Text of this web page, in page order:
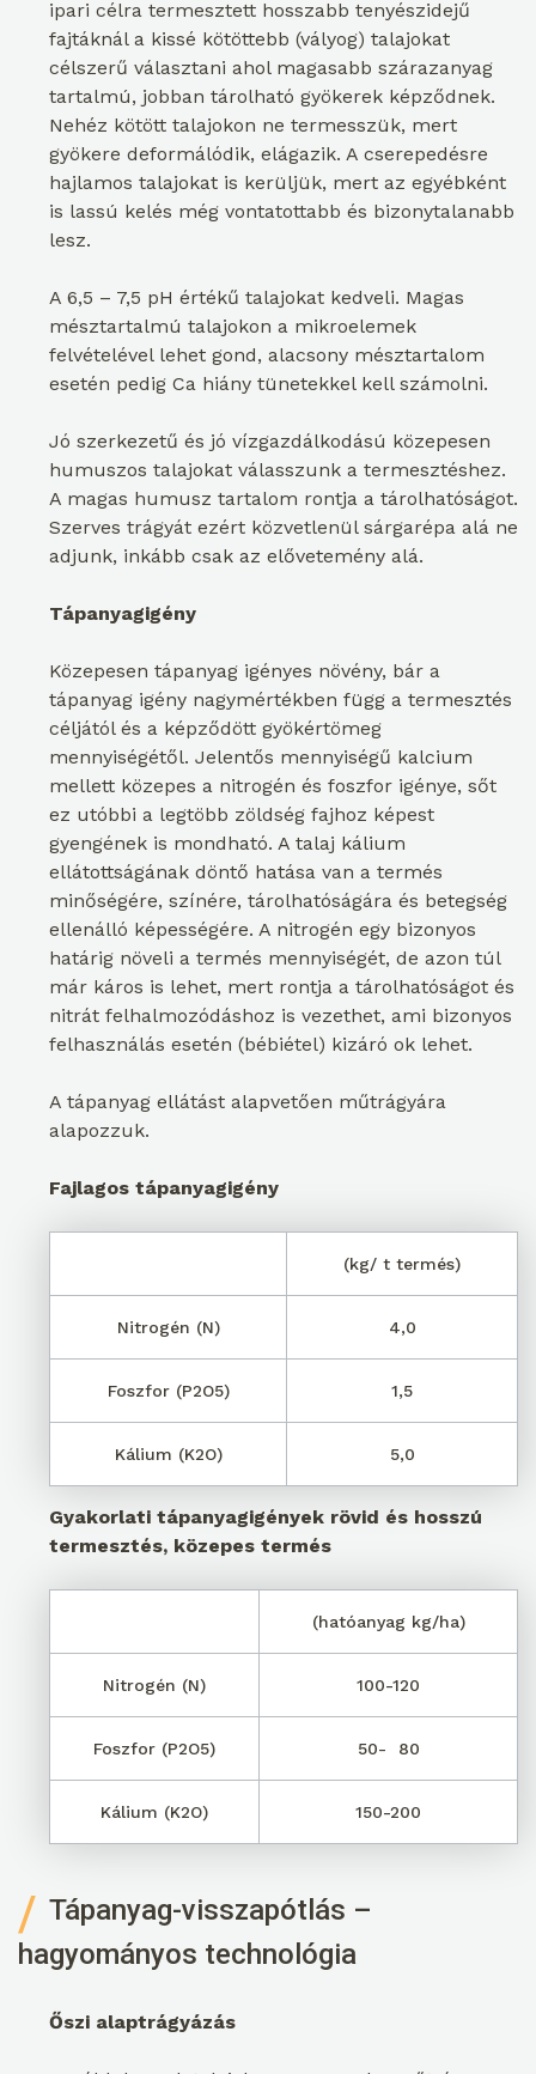
ipari célra termesztett hosszabb tenyészidejű
fajtáknál a kissé kötöttebb (vályog) talajokat
célszerű választani ahol magasabb szárazanyag
tartalmú, jobban tárolható gyökerek képződnek.
Nehéz kötött talajokon ne termesszük, mert
gyökere deformálódik, elágazik. A cserepedésre
hajlamos talajokat is kerüljük, mert az egyébként
is lassú kelés még vontatottabb és bizonytalanabb
lesz.
A 6,5 – 7,5 pH értékű talajokat kedveli. Magas
mésztartalmú talajokon a mikroelemek
felvételével lehet gond, alacsony mésztartalom
esetén pedig Ca hiány tünetekkel kell számolni.
Jó szerkezetű és jó vízgazdálkodású közepesen
humuszos talajokat válasszunk a termesztéshez.
A magas humusz tartalom rontja a tárolhatóságot.
Szerves trágyát ezért közvetlenül sárgarépa alá ne
adjunk, inkább csak az elővetemény alá.
Tápanyagigény
Közepesen tápanyag igényes növény, bár a
tápanyag igény nagymértékben függ a termesztés
céljától és a képződött gyökértömeg
mennyiségétől. Jelentős mennyiségű kalcium
mellett közepes a nitrogén és foszfor igénye, sőt
ez utóbbi a legtöbb zöldség fajhoz képest
gyengének is mondható. A talaj kálium
ellátottságának döntő hatása van a termés
minőségére, színére, tárolhatóságára és betegség
ellenálló képességére. A nitrogén egy bizonyos
határig növeli a termés mennyiségét, de azon túl
már káros is lehet, mert rontja a tárolhatóságot és
nitrát felhalmozódáshoz is vezethet, ami bizonyos
felhasználás esetén (bébiétel) kizáró ok lehet.
A tápanyag ellátást alapvetően műtrágyára
alapozzuk.
Fajlagos tápanyagigény
(kg/ t termés)
Nitrogén (N) 4,0
Foszfor (P2O5) 1,5
Kálium (K2O) 5,0
Gyakorlati tápanyagigények rövid és hosszú
termesztés, közepes termés
(hatóanyag kg/ha)
Nitrogén (N) 100-120
Foszfor (P2O5) 50- 80
Kálium (K2O) 150-200
Tápanyag-visszapótlás –
hagyományos technológia
Őszi alaptrágyázás